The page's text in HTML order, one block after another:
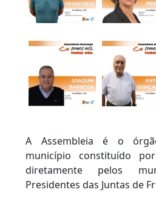
A Assembleia é o
município constituído
diretamente pelos
Presidentes das Juntas de